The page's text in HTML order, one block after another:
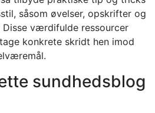
såsom øvelser, opskrifter og
Disse værdifulde ressourcer
konkrete skridt hen imod
sundhedsblog